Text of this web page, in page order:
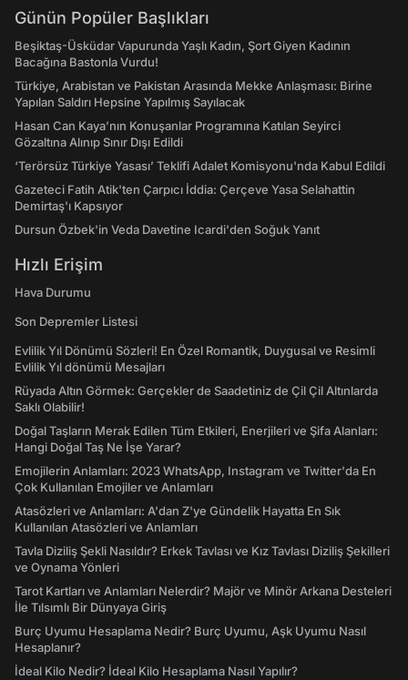
Günün Popüler Başlıkları
Beşiktaş-Üsküdar Vapurunda Yaşlı Kadın, Şort Giyen Kadının
Bacağına Bastonla Vurdu!
Türkiye, Arabistan ve Pakistan Arasında Mekke Anlaşması: Birine
Yapılan Saldırı Hepsine Yapılmış Sayılacak
Hasan Can Kaya’nın Konuşanlar Programına Katılan Seyirci
Gözaltına Alınıp Sınır Dışı Edildi
‘Terörsüz Türkiye Yasası’ Teklifi Adalet Komisyonu'nda Kabul Edildi
Gazeteci Fatih Atik'ten Çarpıcı İddia: Çerçeve Yasa Selahattin
Demirtaş'ı Kapsıyor
Dursun Özbek'in Veda Davetine Icardi'den Soğuk Yanıt
Hızlı Erişim
Hava Durumu
Son Depremler Listesi
Evlilik Yıl Dönümü Sözleri! En Özel Romantik, Duygusal ve Resimli
Evlilik Yıl dönümü Mesajları
Rüyada Altın Görmek: Gerçekler de Saadetiniz de Çil Çil Altınlarda
Saklı Olabilir!
Doğal Taşların Merak Edilen Tüm Etkileri, Enerjileri ve Şifa Alanları:
Hangi Doğal Taş Ne İşe Yarar?
Emojilerin Anlamları: 2023 WhatsApp, Instagram ve Twitter'da En
Çok Kullanılan Emojiler ve Anlamları
Atasözleri ve Anlamları: A'dan Z'ye Gündelik Hayatta En Sık
Kullanılan Atasözleri ve Anlamları
Tavla Diziliş Şekli Nasıldır? Erkek Tavlası ve Kız Tavlası Diziliş Şekilleri
ve Oynama Yönleri
Tarot Kartları ve Anlamları Nelerdir? Majör ve Minör Arkana Desteleri
İle Tılsımlı Bir Dünyaya Giriş
Burç Uyumu Hesaplama Nedir? Burç Uyumu, Aşk Uyumu Nasıl
Hesaplanır?
İdeal Kilo Nedir? İdeal Kilo Hesaplama Nasıl Yapılır?